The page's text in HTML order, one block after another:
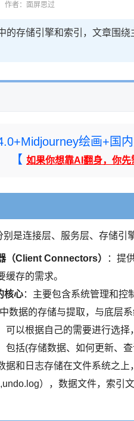
作者：面屏思过​​​​​​​
的存储引擎和索引，文章围
绘画+国
【 如果你想靠AI翻身，你先
是连接层、服务层、存储引
（Client Connectors）
：提
缓存的需求。
核心：主要包含系统管理和控
数据的存储与提取，与底层
可以根据自己的需要进行选
包括(存储数据、如何更新、
据和日志存储在文件系统之
），数据文件，索引